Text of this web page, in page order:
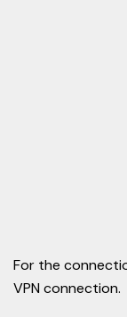
For the
VPN connection.